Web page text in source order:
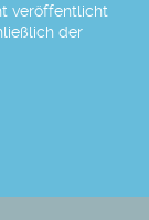
veröffentlicht
der